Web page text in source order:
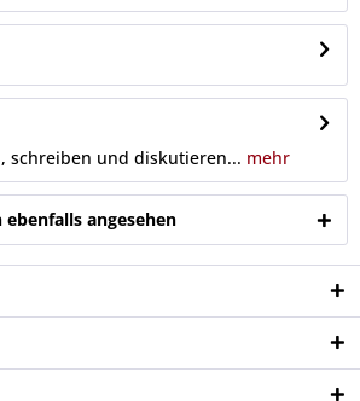
schreiben und diskutieren... mehr
angesehen